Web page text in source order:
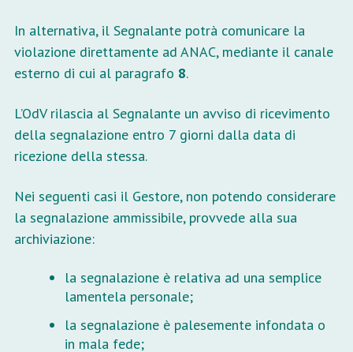
In alternativa, il Segnalante potrà comunicare la
violazione direttamente ad ANAC, mediante il canale
esterno di cui al paragrafo 8.
L’OdV rilascia al Segnalante un avviso di ricevimento
della segnalazione entro 7 giorni dalla data di
ricezione della stessa.
Nei seguenti casi il Gestore, non potendo considerare
la segnalazione ammissibile, provvede alla sua
archiviazione:
la segnalazione è relativa ad una semplice
lamentela personale;
la segnalazione è palesemente infondata o
in mala fede;